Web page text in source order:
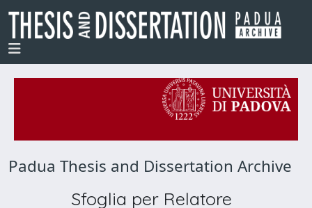
Padua Thesis and Dissertation Archive
Sfoglia per Relatore